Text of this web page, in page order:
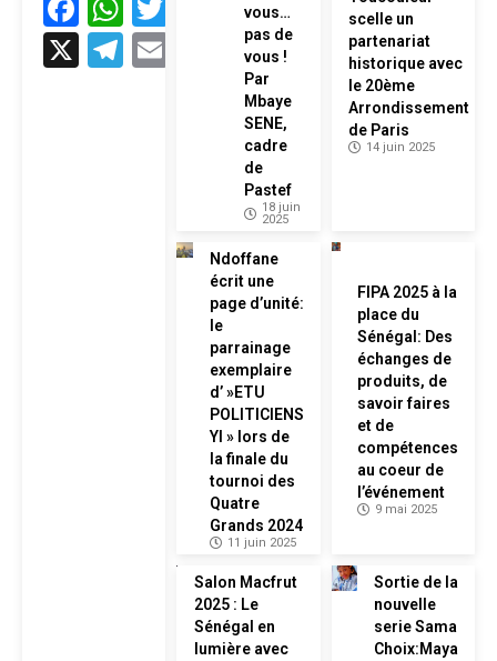
X
Telegram
Email
vous…
pas de
vous !
Par
Mbaye
SENE,
cadre
de
Pastef
18 juin
2025
scelle un
partenariat
historique avec
le 20ème
Arrondissement
de Paris
14 juin 2025
Ndoffane
écrit une
page d’unité:
le
parrainage
exemplaire
d’ »ETU
POLITICIENS
YI » lors de
la finale du
tournoi des
Quatre
Grands 2024
11 juin 2025
FIPA 2025 à la
place du
Sénégal: Des
échanges de
produits, de
savoir faires
et de
compétences
au coeur de
l’événement
9 mai 2025
Salon Macfrut
2025 : Le
Sénégal en
lumière avec
Sortie de la
nouvelle
serie Sama
Choix:Maya